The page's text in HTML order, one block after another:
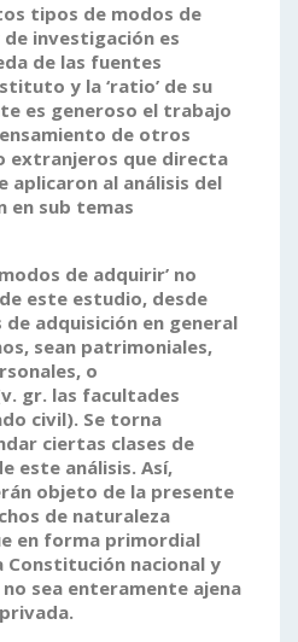
tipos de modos de
investigación es
de las fuentes
y la ‘ratio’ de su
es generoso el trabajo
de otros
extranjeros que directa
aplicaron al análisis del
en sub temas
de adquirir’ no
este estudio, desde
adquisición en general
sean patrimoniales,
o
gr. las facultades
civil). Se torna
ciertas clases de
este análisis. Así,
objeto de la presente
de naturaleza
en forma primordial
Constitución nacional y
no sea enteramente ajena